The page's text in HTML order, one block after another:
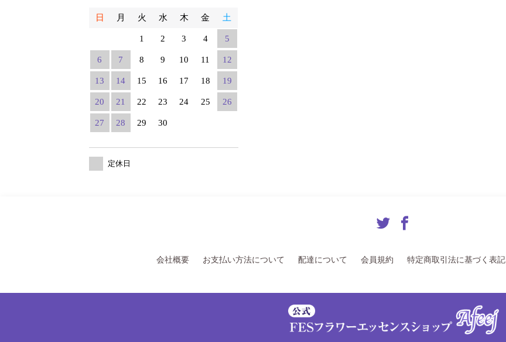
日 月 火 水 木 金 土
1 2 3 4 5
6 7 8 9 10 11 12
13 14 15 16 17 18 19
20 21 22 23 24 25 26
27 28 29 30
定休日
会社概要 お支払い方法について 配達について 会員規約 特定商取引法に基づく表記